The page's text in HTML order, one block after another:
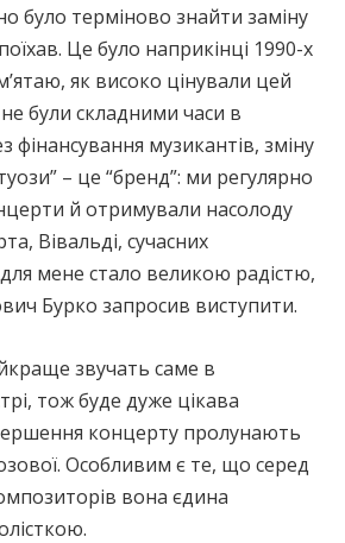
було терміново знайти заміну
поїхав. Це було наприкінці 1990-х
як високо цінували цей
були складними часи в
фінансування музикантів, зміну
– це “бренд”: ми регулярно
й отримували насолоду
Вівальді, сучасних
мене стало великою радістю,
Бурко запросив виступити.
звучать саме в
тож буде дуже цікава
концерту пролунають
Особливим є те, що серед
вона єдина